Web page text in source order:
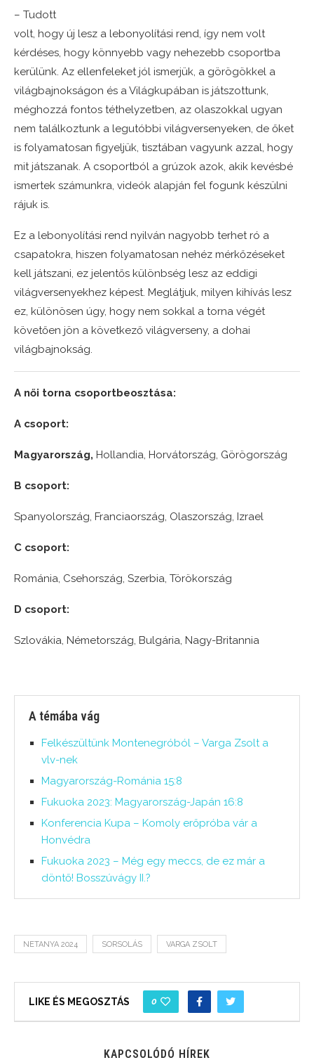
– Tudott
volt, hogy új lesz a lebonyolítási rend, így nem volt
kérdéses, hogy könnyebb vagy nehezebb csoportba
kerülünk. Az ellenfeleket jól ismerjük, a görögökkel a
világbajnokságon és a Világkupában is játszottunk,
méghozzá fontos téthelyzetben, az olaszokkal ugyan
nem találkoztunk a legutóbbi világversenyeken, de őket
is folyamatosan figyeljük, tisztában vagyunk azzal, hogy
mit játszanak. A csoportból a grúzok azok, akik kevésbé
ismertek számunkra, videók alapján fel fogunk készülni
rájuk is.
Ez a lebonyolítási rend nyilván nagyobb terhet ró a
csapatokra, hiszen folyamatosan nehéz mérkőzéseket
kell játszani, ez jelentős különbség lesz az eddigi
világversenyekhez képest. Meglátjuk, milyen kihívás lesz
ez, különösen úgy, hogy nem sokkal a torna végét
követően jön a következő világverseny, a dohai
világbajnokság.
A női torna csoportbeosztása:
A csoport:
Magyarország, Hollandia, Horvátország, Görögország
B csoport:
Spanyolország, Franciaország, Olaszország, Izrael
C csoport:
Románia, Csehország, Szerbia, Törökország
D csoport:
Szlovákia, Németország, Bulgária, Nagy-Britannia
A témába vág
Felkészültünk Montenegróból – Varga Zsolt a
vlv-nek
Magyarország-Románia 15:8
Fukuoka 2023: Magyarország-Japán 16:8
Konferencia Kupa – Komoly erőpróba vár a
Honvédra
Fukuoka 2023 – Még egy meccs, de ez már a
döntő! Bosszúvágy II.?
NETANYA 2024 SORSOLÁS VARGA ZSOLT
LIKE ÉS MEGOSZTÁS 0
KAPCSOLÓDÓ HÍREK